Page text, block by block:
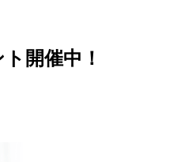
開催中！